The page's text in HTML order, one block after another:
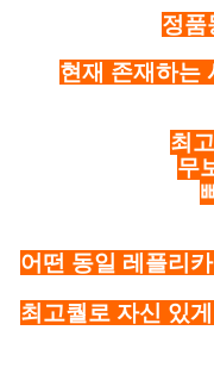
정품
현재 존재하는
최
무
어떤 동일 레플리
최고퀄로 자신 있